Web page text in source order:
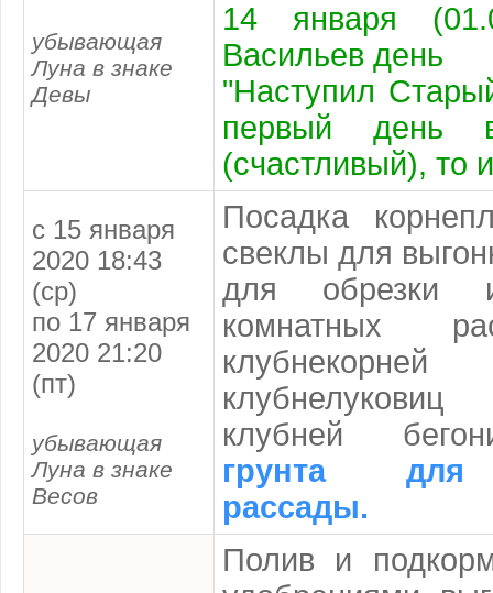
убывающая
Луна в знаке
Девы
14 января
Васильев день
"Наступил
первый день
(счастливый), то
с 15 января
2020 18:43
(ср)
по 17 января
2020 21:20
(пт)
убывающая
Луна в знаке
Весов
Посадка
свеклы для
для обрезки
комнатных
клубней
грунта для
рассады.
Полив и